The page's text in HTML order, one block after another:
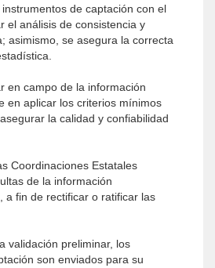
de captación con el
el análisis de consistencia y
asimismo, se asegura la correcta
en campo de la información
en aplicar los criterios mínimos
la calidad y confiabilidad
Coordinaciones Estatales
de la información
a fin de rectificar o ratificar las
validación preliminar, los
son enviados para su